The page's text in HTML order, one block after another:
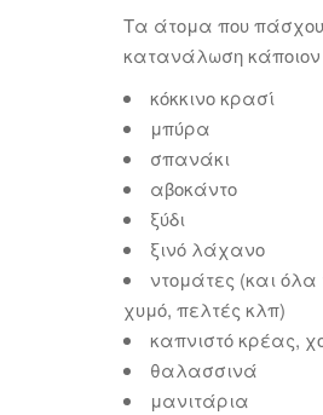
Τα άτομα που
κατανάλωση
κόκκινο κρασί
μπύρα
σπανάκι
αβοκάντο
ξύδι
ξινό λάχανο
ντομάτες (και όλα
χυμό, πελτές κλπ)
καπνιστό κρέας,
θαλασσινά
μανιτάρια